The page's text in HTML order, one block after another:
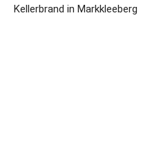
Kellerbrand in Markkleeberg